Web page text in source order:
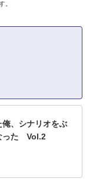
。
、シナリオをぶ
った Vol.2